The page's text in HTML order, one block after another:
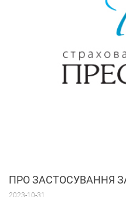
ПРО ЗАСТОСУВАННЯ
2023-10-31